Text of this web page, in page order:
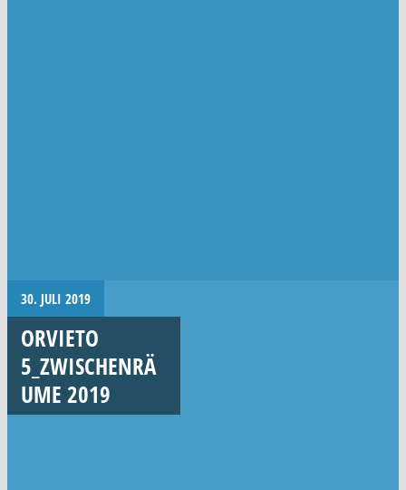
30. JULI 2019
ORVIETO
5_ZWISCHENRÄ
UME 2019